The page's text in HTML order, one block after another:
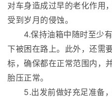
对车身造成过早的老化作用
受到岁月的侵蚀。
4.保持油箱中随时至少有
下被困在路上。此外，还需
标，确保都在正常范围内，
胎压正常。
5.出发前做好充足准备，